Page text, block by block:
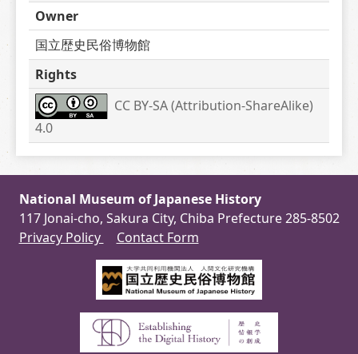
Owner
国立歴史民俗博物館
Rights
CC BY-SA (Attribution-ShareAlike)
4.0
National Museum of Japanese History
117 Jonai-cho, Sakura City, Chiba Prefecture 285-8502
Privacy Policy
Contact Form